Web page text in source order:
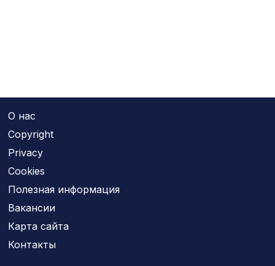
О нас
Copyright
Privacy
Cookies
Полезная информация
Вакансии
Карта сайта
Контакты